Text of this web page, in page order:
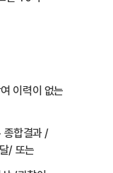
이력이 없는
합결과 /
/ 또는